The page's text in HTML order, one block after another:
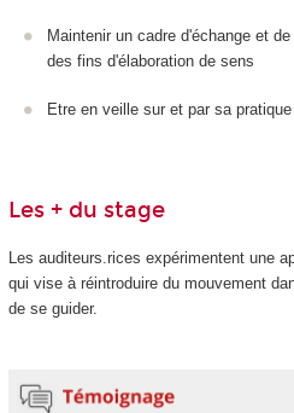
Maintenir un cadre d'échange et
des fins d'élaboration de sens
Etre en veille sur et par sa
Les + du stage
Les auditeurs.rices expérimentent une
qui vise à réintroduire du mouvement
de se guider.